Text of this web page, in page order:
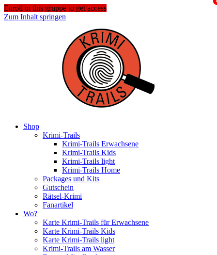
Enroll in this gruppe to get access
Zum Inhalt springen
Shop
Krimi-Trails
Krimi-Trails Erwachsene
Krimi-Trails Kids
Krimi-Trails light
Krimi-Trails Home
Packages und Kits
Gutschein
Rätsel-Krimi
Fanartikel
Wo?
Karte Krimi-Trails für Erwachsene
Karte Krimi-Trails Kids
Karte Krimi-Trails light
Krimi-Trails am Wasser